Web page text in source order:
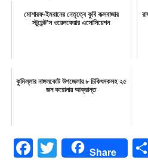
মোশারফ-ইমরানের নেতৃত্বে কুবি কক্সবাজার
স্টুডেন্ট'স ওয়েলফেয়ার এসোসিয়েশন
কুমিল্লার নাঙ্গলকোট উপজেলায় ৮ চিকিৎসকসহ ২৫
জন করোনায় আক্রান্ত
Facebook
Twitter Share